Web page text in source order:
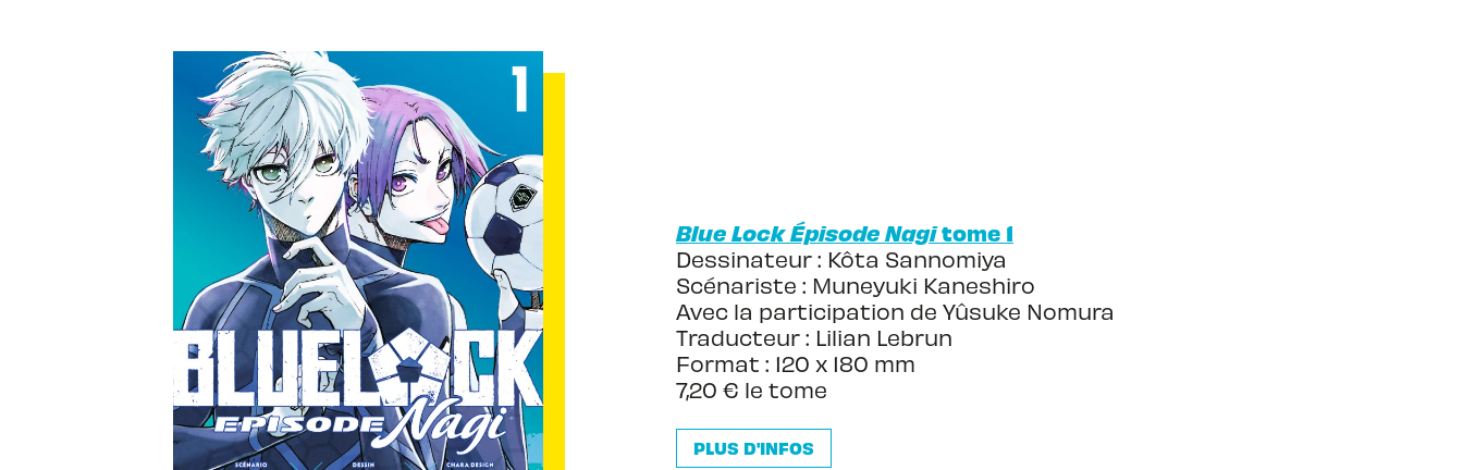
Blue Lock Épisode Nagitome 1
Dessinateur : Kôta Sannomiya
Scénariste : Muneyuki Kaneshiro
Avec la participation de Yûsuke Nomura
Traducteur : Lilian Lebrun
Format : 120 x 180 mm
7,20 € le tome
PLUS D'INFOS